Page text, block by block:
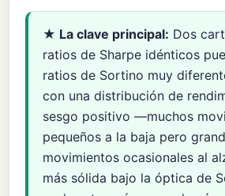
★ La clave principal: Dos
ratios de Sharpe idénticos
ratios de Sortino muy
con una distribución de
sesgo positivo —muchos
pequeños a la baja pero
movimientos ocasionales al
más sólida bajo la óptica de